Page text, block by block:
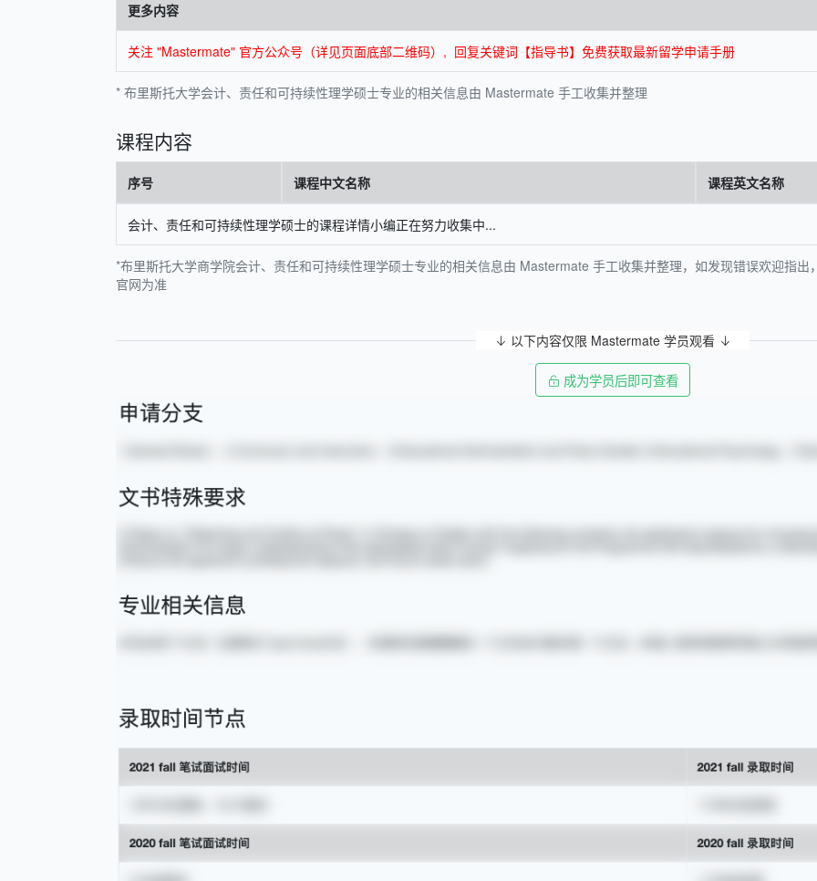
* 布里斯托大学会计、责任和可持续性理学硕士专业的相关信息由 Mastermate 手工收集并整理
更多内容
关注 "Mastermate" 官方公众号（详见页面底部二维码）, 回复关键词【指导书】免费获取最新留学申请手册
课程内容
*布里斯托大学商学院会计、责任和可持续性理学硕士专业的相关信息由 Mastermate 手工收集并整理，如发现错误欢迎指
官网为准
序号 课程中文名称 课程英文名称
会计、责任和可持续性理学硕士的课程详情小编正在努力收集中...
以下内容仅限 Mastermate 学员观看
成为学员后即可查看